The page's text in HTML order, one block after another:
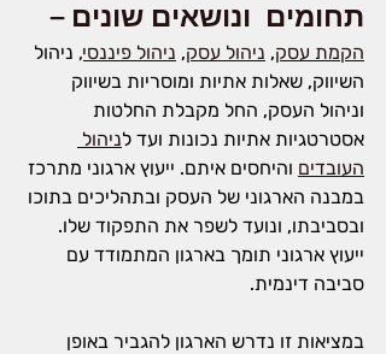
תחומים  ונושאים שונים –
הקמת עסק, ניהול עסק, ניהול פיננסי, ניהול
השיווק, שאלות אתיות ומוסריות בשיווק
וניהול העסק, החל מקבלת החלטות
אסטרטגיות אתיות נכונות ועד לניהול
העובדים והיחסים איתם. ייעוץ ארגוני מתרכז
במבנה הארגוני של העסק ובתהליכים בתוכו
ובסביבתו, ונועד לשפר את התפקוד שלו.
ייעוץ ארגוני תומך בארגון המתמודד עם
סביבה דינמית.
במציאות זו נדרש הארגון להגביר באופן